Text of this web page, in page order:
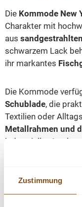
Zustimmung
Die Kommode New
Charakter mit
aus
schwarzem Lack
ihr markantes
Die Kommode
Schublade, die
Textilien oder
Metallrahmen und
industriellen Look
stilvollen
Abmessungen: